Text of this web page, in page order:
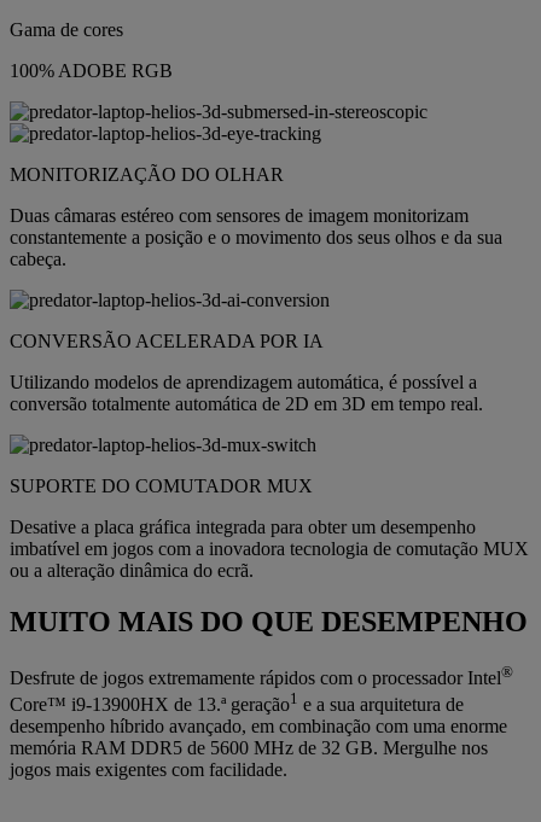
Gama de cores
100% ADOBE RGB
MONITORIZAÇÃO DO OLHAR
Duas câmaras estéreo com sensores de imagem monitorizam
constantemente a posição e o movimento dos seus olhos e da sua
cabeça.
CONVERSÃO ACELERADA POR IA
Utilizando modelos de aprendizagem automática, é possível a
conversão totalmente automática de 2D em 3D em tempo real.
SUPORTE DO COMUTADOR MUX
Desative a placa gráfica integrada para obter um desempenho
imbatível em jogos com a inovadora tecnologia de comutação MUX
ou a alteração dinâmica do ecrã.
MUITO MAIS DO QUE DESEMPENHO
Desfrute de jogos extremamente rápidos com o processador Intel®
Core™ i9-13900HX de 13.ª geração1 e a sua arquitetura de
desempenho híbrido avançado, em combinação com uma enorme
memória RAM DDR5 de 5600 MHz de 32 GB. Mergulhe nos
jogos mais exigentes com facilidade.